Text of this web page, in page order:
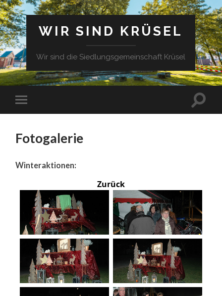
WIR SIND KRÜSEL
Wir sind die Siedlungsgemeinschaft Krüsel
Fotogalerie
Winteraktionen:
Zurück